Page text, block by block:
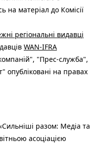
на матеріал до Комісії
регіональні видавці
WAN-IFRA
"Прес-служба",
опубліковані на правах
разом: Медіа та
асоціацією